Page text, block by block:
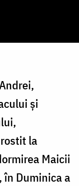
și
la
Maicii
în Duminica a